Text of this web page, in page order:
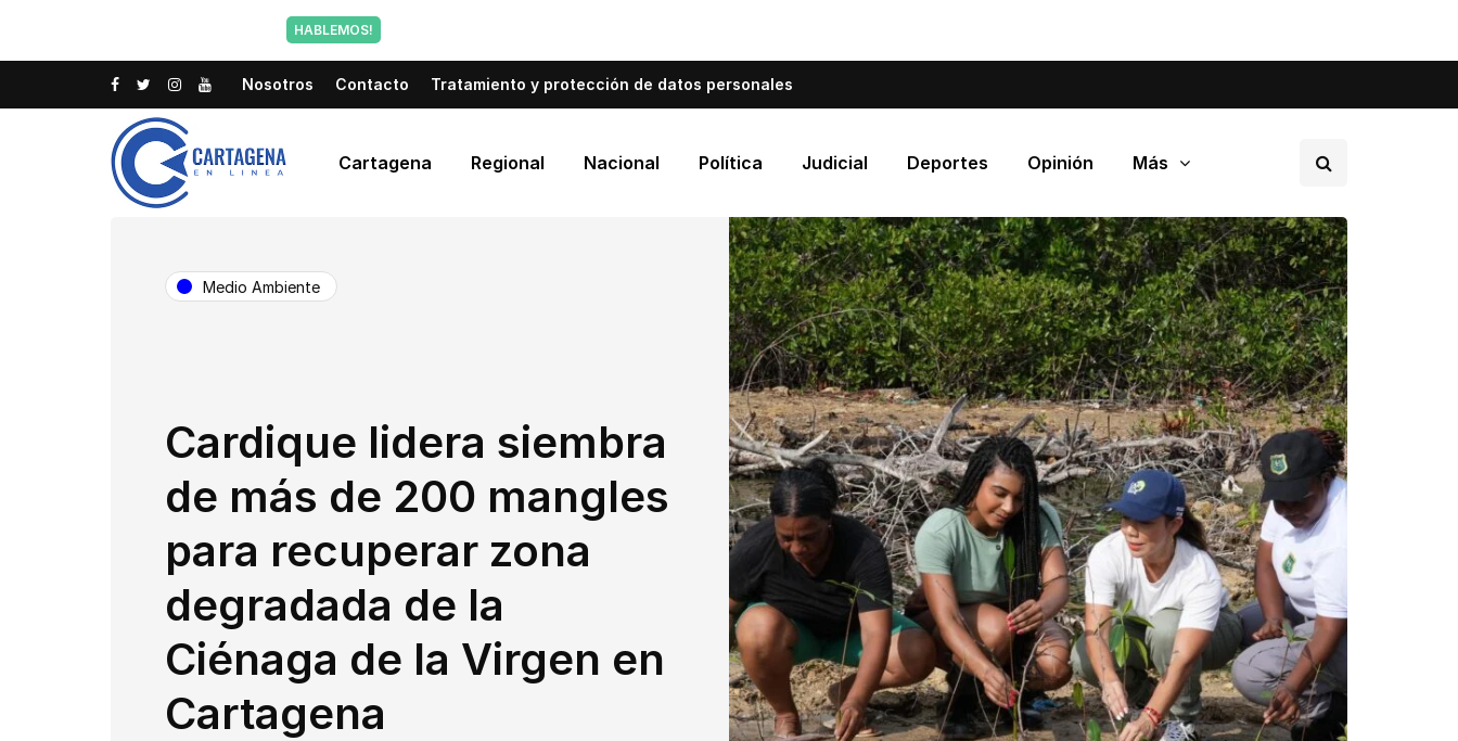
HABLEMOS!
Nosotros Contacto Tratamiento y protección de datos personales
Cartagena Regional Nacional Política Judicial Deportes Opinión Más
Medio Ambiente
Cardique lidera siembra
de más de 200 mangles
para recuperar zona
degradada de la
Ciénaga de la Virgen en
Cartagena